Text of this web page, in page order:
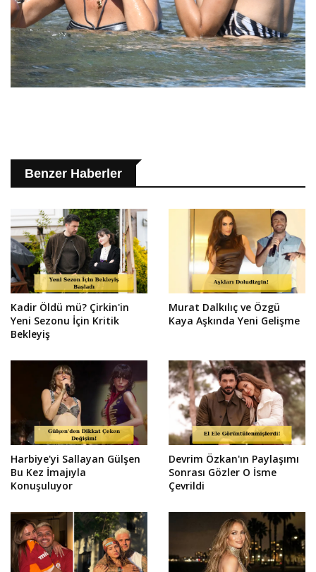
Benzer Haberler
Kadir Öldü mü? Çirkin'in
Yeni Sezonu İçin Kritik
Bekleyiş
Murat Dalkılıç ve Özgü
Kaya Aşkında Yeni Gelişme
Harbiye'yi Sallayan Gülşen
Bu Kez İmajıyla
Konuşuluyor
Devrim Özkan'ın Paylaşımı
Sonrası Gözler O İsme
Çevrildi